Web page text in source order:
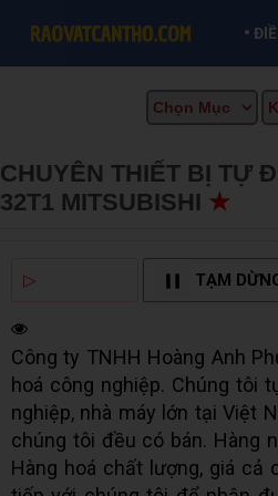
•
CHUYÊN THIẾT BỊ TỰ
32T1 MITSUBISHI ★
▷ TẠM
Công ty TNHH Hoàng Anh
hoá công nghiệp. Chúng tôi
nghiệp, nhà máy lớn tại Việt
chúng tôi đều có bán. Hàng
Hàng hoá chất lượng, giá